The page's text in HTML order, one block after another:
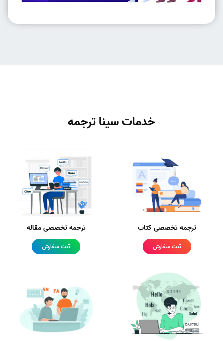
خدمات سینا ترجمه
ترجمه تخصصی کتاب
ثبت سفارش
ترجمه تخصصی مقاله
ثبت سفارش